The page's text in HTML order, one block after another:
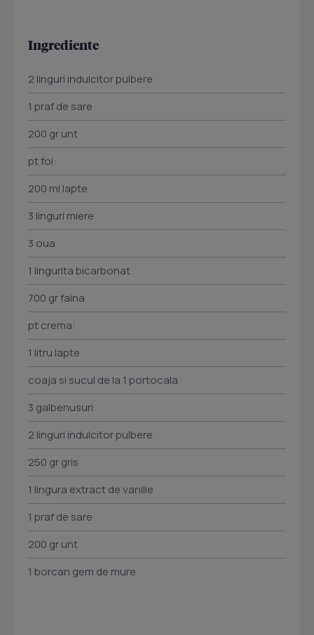
Ingrediente
2 linguri indulcitor pulbere
1 praf de sare
200 gr unt
pt foi:
200 ml lapte
3 linguri miere
3 oua
1 lingurita bicarbonat
700 gr faina
pt crema:
1 litru lapte
coaja si sucul de la 1 portocala
3 galbenusuri
2 linguri indulcitor pulbere
250 gr gris
1 lingura extract de vanilie
1 praf de sare
200 gr unt
1 borcan gem de mure